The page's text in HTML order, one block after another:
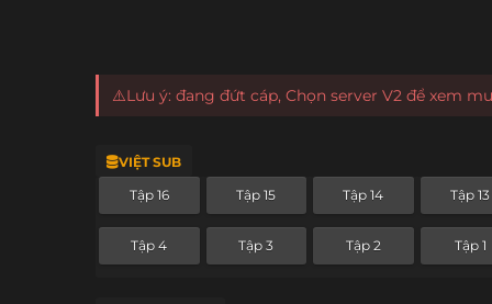
⚠️Lưu ý: đang đứt cáp, Chọn server V2 để xem
VIỆT SUB
Tập 16 Tập 15 Tập 14 Tập 13
Tập 4 Tập 3 Tập 2 Tập 1